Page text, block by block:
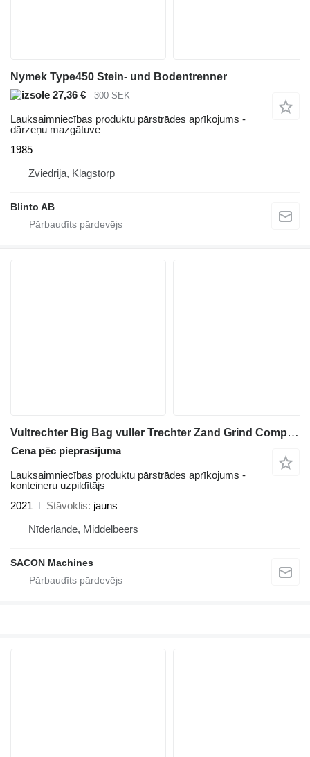
Nymek Type450 Stein- und Bodentrenner
27,36 €
300 SEK
Lauksaimniecības produktu pārstrādes aprīkojums -
dārzeņu mazgātuve
1985
Zviedrija, Klagstorp
Blinto AB
Vultrechter Big Bag vuller Trechter Zand Grind Compost VT-LS
Cena pēc pieprasījuma
Lauksaimniecības produktu pārstrādes aprīkojums -
konteineru uzpildītājs
2021
Stāvoklis jauns
Nīderlande, Middelbeers
SACON Machines